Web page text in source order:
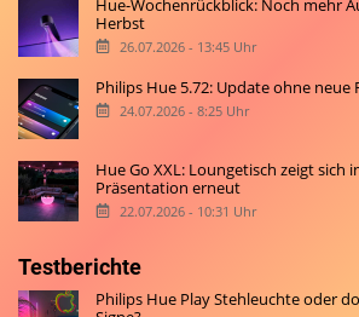
Hue-Wochenrückblick: Noch mehr
Herbst
26.07.2026 - 13:45 Uhr
Philips Hue 5.72: Update ohne neue
24.07.2026 - 8:25 Uhr
Hue Go XXL: Loungetisch zeigt sich
Präsentation erneut
22.07.2026 - 10:31 Uhr
Testberichte
Philips Hue Play Stehleuchte oder